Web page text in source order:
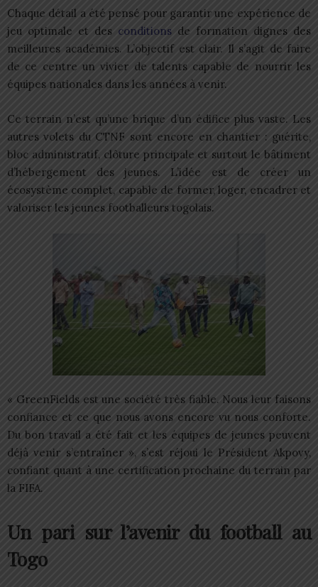
Chaque détail a été pensé pour garantir une expérience de
jeu optimale et des conditions de formation dignes des
meilleures académies. L’objectif est clair. Il s’agit de faire
de ce centre un vivier de talents capable de nourrir les
équipes nationales dans les années à venir.
Ce terrain n’est qu’une brique d’un édifice plus vaste. Les
autres volets du CTNF sont encore en chantier : guérite,
bloc administratif, clôture principale et surtout le bâtiment
d’hébergement des jeunes. L’idée est de créer un
écosystème complet, capable de former, loger, encadrer et
valoriser les jeunes footballeurs togolais.
« GreenFields est une société très fiable. Nous leur faisons
confiance et ce que nous avons encore vu nous conforte.
Du bon travail a été fait et les équipes de jeunes peuvent
déjà venir s’entraîner », s’est réjoui le Président Akpovy,
confiant quant à une certification prochaine du terrain par
la FIFA.
Un pari sur l’avenir du football au
Togo